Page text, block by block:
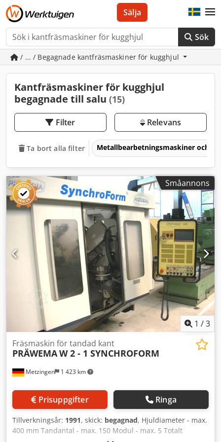
Sök
Sälja
/ ... / Begagnade kantfräsmaskiner för kugghjul
Kantfräsmaskiner för kugghjul
begagnade till salu (15)
Filter Relevans
Ta bort alla filter Metallbearbetningsmaskiner och
Småannons
1 /3
Metzingen 1 423 km
Fräsmaskin för tandad kant
PRÄWEMAW 2 - 1 SYNCHROFORM
Prisuppgifter Ringa
Tillverkningsår: 1991, skick: begagnad, Hjuldiameter - max.
400 mm Tandantal - max. 150 Modul - max. 5 Totalt